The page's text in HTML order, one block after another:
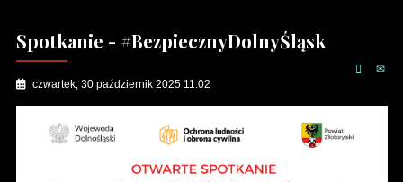
Spotkanie - #BezpiecznyDolnyŚląsk
czwartek, 30 październik 2025 11:02